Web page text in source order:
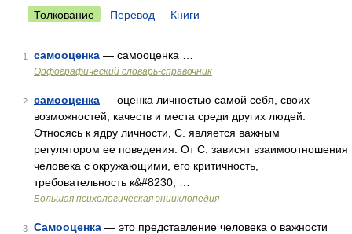
Толкование Перевод Книги
1 самооценка — самооценка …
Орфографический словарь-справочник
2 самооценка — оценка личностью самой себя, своих
возможностей, качеств и места среди других людей.
Относясь к ядру личности, С. является важным
регулятором ее поведения. От С. зависят взаимоотношения
человека с окружающими, его критичность,
требовательность к&#8230; …
Большая психологическая энциклопедия
3 Самооценка — это представление человека о важности